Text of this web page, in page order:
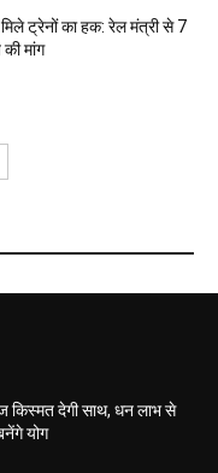
ट्रेनों का हक: रेल मंत्री से 7
मांग
किस्मत देगी साथ, धन लाभ से
योग